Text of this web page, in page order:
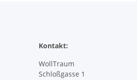
Kontakt:
WollTraum
Schloßgasse 1